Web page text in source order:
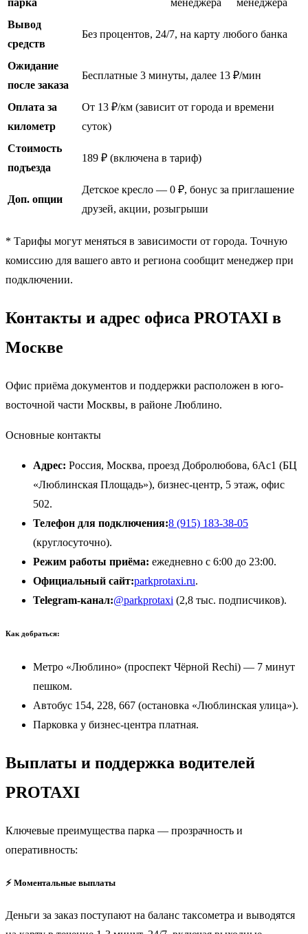
парка менеджера
менеджера
Вывод
средств
Без процентов, 24/7, на карту любого банка
Ожидание
после заказа
Бесплатные 3 минуты, далее 13 ₽/мин
Оплата за
километр
От 13 ₽/км (зависит от города и времени
суток)
Стоимость
подъезда
189 ₽ (включена в тариф)
Доп. опции
Детское кресло — 0 ₽, бонус за приглашение
друзей, акции, розыгрыши
* Тарифы могут меняться в зависимости от города. Точную
комиссию для вашего авто и региона сообщит менеджер при
подключении.
Контакты и адрес офиса PROTAXI в
Москве
Офис приёма документов и поддержки расположен в юго-
восточной части Москвы, в районе Люблино.
Основные контакты
Адрес: Россия, Москва, проезд Добролюбова, 6Ас1 (БЦ
«Люблинская Площадь»), бизнес-центр, 5 этаж, офис
502.
Телефон для подключения:8 (915) 183-38-05
(круглосуточно).
Режим работы приёма: ежедневно с 6:00 до 23:00.
Официальный сайт:parkprotaxi.ru.
Telegram-канал:@parkprotaxi (2,8 тыс. подписчиков).
Как добраться:
Метро «Люблино» (проспект Чёрной Rechi) — 7 минут
пешком.
Автобус 154, 228, 667 (остановка «Люблинская улица»).
Парковка у бизнес-центра платная.
Выплаты и поддержка водителей
PROTAXI
Ключевые преимущества парка — прозрачность и
оперативность:
⚡️ Моментальные выплаты
Деньги за заказ поступают на баланс таксометра и выводятся